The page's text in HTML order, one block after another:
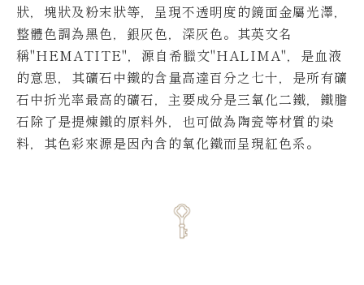
狀，塊狀及粉末狀等，呈現不透明度的鏡面金屬光澤，
整體色調為黑色，銀灰色，深灰色。 其英文名
稱"HEMATITE"，源自希臘文"HALIMA"，是血液
的意思，其礦石中鐵的含量高達百分之七十，是所有礦
石中折光率最高的礦石，主要成分是三氧化二鐵，鐵膽
石除了是提煉鐵的原料外，也可做為陶瓷等材質的染
料，其色彩來源是因內含的氧化鐵而呈現紅色系。